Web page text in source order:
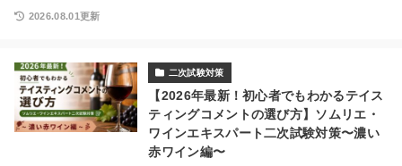
2026.08.01更新
二次試験対策
【2026年最新！初心者でもわかるテイス
ティングコメントの選び方】ソムリエ・
ワインエキスパート二次試験対策〜濃い
赤ワイン編〜